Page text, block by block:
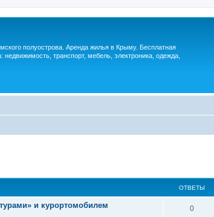
полуострова. Аренда жилья в Крыму. Бесплатная
транспорт, мебель, электроника, одежда,
ОТВЕТЫ
и курортомобилем 0